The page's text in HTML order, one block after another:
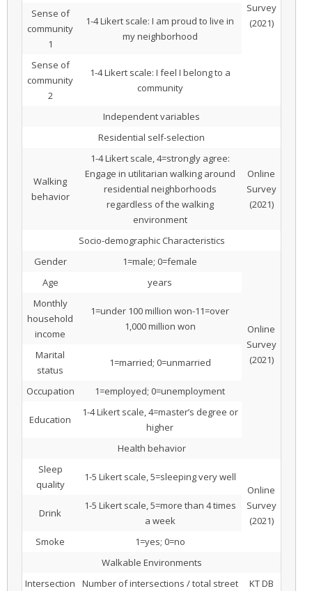
Survey
(2021)
Sense of
community
1
1-4 Likert scale: I am proud to live in
my neighborhood
Sense of
community
2
1-4 Likert scale: I feel I belong to a
community
Independent variables
Residential self-selection
Walking
behavior
1-4 Likert scale, 4=strongly agree:
Engage in utilitarian walking around
residential neighborhoods
regardless of the walking
environment
Online
Survey
(2021)
Socio-demographic Characteristics
Gender
1=male; 0=female
Online
Survey
(2021)
Age
years
Monthly
household
income
1=under 100 million won-11=over
1,000 million won
Marital
status
1=married; 0=unmarried
Occupation 1=employed; 0=unemployment
Education
1-4 Likert scale, 4=master’s degree or
higher
Health behavior
Sleep
quality
1-5 Likert scale, 5=sleeping very well
Online
Survey
(2021)
Drink
1-5 Likert scale, 5=more than 4 times
a week
Smoke
1=yes; 0=no
Walkable Environments
Intersection
Number of intersections / total street
KT DB